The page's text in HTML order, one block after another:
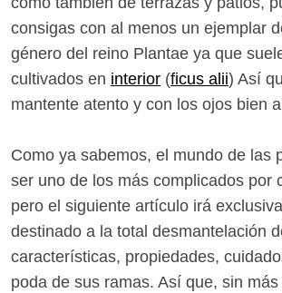
consigas con al menos un ejemplar
género del reino Plantae ya que
cultivados en interior (ficus alii) Así
mantente atento y con los ojos bien
Como ya sabemos, el mundo de las
ser uno de los más complicados por
pero el siguiente artículo irá
destinado a la total desmantelación
características, propiedades,
poda de sus ramas. Así que, sin